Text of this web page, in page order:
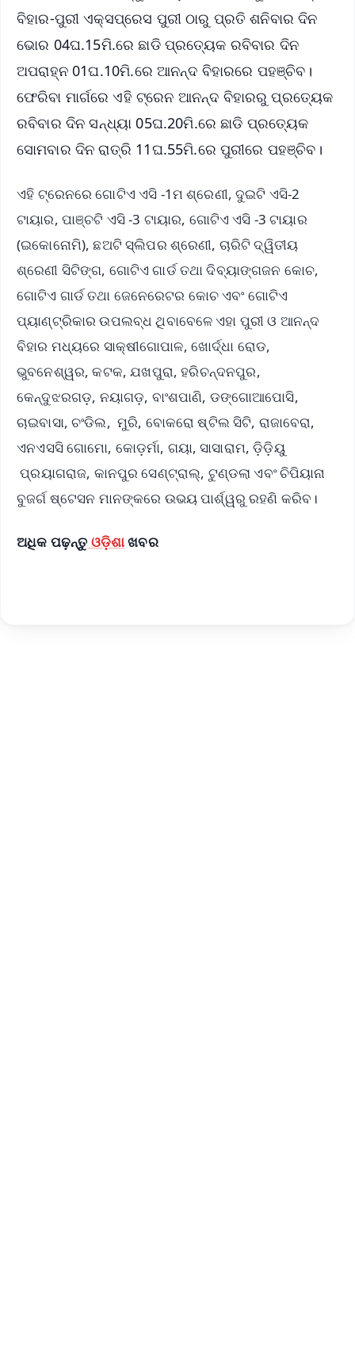
ବିହାର-ପୁରୀ ଏକ୍ସପ୍ରେସ ପୁରୀ ଠାରୁ ପ୍ରତି ଶନିବାର ଦିନ
ଭୋର 04ଘ.15ମି.ରେ ଛାଡି ପ୍ରତ୍ୟେକ ରବିବାର ଦିନ
ଅପରାହ୍ନ 01ଘ.10ମି.ରେ ଆନନ୍ଦ ବିହାରରେ ପହଞ୍ଚିବ।
ଫେରିବା ମାର୍ଗରେ ଏହି ଟ୍ରେନ ଆନନ୍ଦ ବିହାରରୁ ପ୍ରତ୍ୟେକ
ରବିବାର ଦିନ ସନ୍ଧ୍ୟା 05ଘ.20ମି.ରେ ଛାଡି ପ୍ରତ୍ୟେକ
ସୋମବାର ଦିନ ରାତ୍ରି 11ଘ.55ମି.ରେ ପୁରୀରେ ପହଞ୍ଚିବ।
ଏହି ଟ୍ରେନରେ ଗୋଟିଏ ଏସି -1ମ ଶ୍ରେଣୀ, ଦୁଇଟି ଏସି-2
ଟାୟାର, ପାଞ୍ଚଟି ଏସି -3 ଟାୟାର, ଗୋଟିଏ ଏସି -3 ଟାୟାର
(ଇକୋନୋମି), ଛଅଟି ସ୍ଲିପର ଶ୍ରେଣୀ, ଚାରିଟି ଦ୍ୱିତୀୟ
ଶ୍ରେଣୀ ସିଟିଙ୍ଗ, ଗୋଟିଏ ଗାର୍ଡ ତଥା ଦିବ୍ୟାଙ୍ଗଜନ କୋଚ,
ଗୋଟିଏ ଗାର୍ଡ ତଥା ଜେନେରେଟର କୋଚ ଏବଂ ଗୋଟିଏ
ପ୍ୟାଣ୍ଟ୍ରିକାର ଉପଲବ୍ଧ ଥିବାବେଳେ ଏହା ପୁରୀ ଓ ଆନନ୍ଦ
ବିହାର ମଧ୍ୟରେ ସାକ୍ଷୀଗୋପାଳ, ଖୋର୍ଦ୍ଧା ରୋଡ,
ଭୁବନେଶ୍ୱର, କଟକ, ଯଖପୁରା, ହରିଚନ୍ଦନପୁର,
କେନ୍ଦୁଝରଗଡ଼, ନୟାଗଡ଼, ବାଂଶପାଣି, ଡଙ୍ଗୋଆପୋସି,
ଚାଇବାସା, ଚଂଡିଲ, ମୁରି, ବୋକରୋ ଷ୍ଟିଲ ସିଟି, ରାଜାବେରା,
ଏନଏସସି ଗୋମୋ, କୋଡ଼ର୍ମା, ଗୟା, ସାସାରାମ, ଡ଼ିଡ଼ିୟୁ
ପ୍ରୟାଗରାଜ, କାନପୁର ସେଣ୍ଟ୍ରାଲ୍, ଟୁଣ୍ଡଲା ଏବଂ ଚିପିୟାନା
ବୁଜର୍ଗ ଷ୍ଟେସନ ମାନଙ୍କରେ ଉଭୟ ପାର୍ଶ୍ୱରୁ ରହଣି କରିବ।
ଅଧିକ ପଢ଼ନ୍ତୁ ଓଡ଼ିଶାଖବର